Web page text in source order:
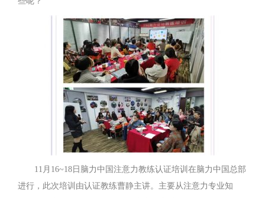
11月16~18日脑力中国注意力教练认证培训在脑力中国总部
进行，此次培训由认证教练曹静主讲。主要从注意力专业知